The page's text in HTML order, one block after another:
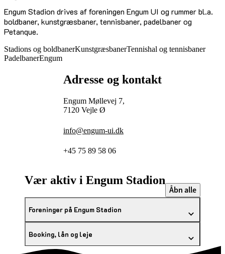
Engum Stadion drives af foreningen Engum UI og rummer bl.a.
boldbaner, kunstgræsbaner, tennisbaner, padelbaner og
Petanque.
Stadions og boldbanerKunstgræsbanerTennishal og tennisbaner
PadelbanerEngum
Adresse og kontakt
Engum Møllevej 7,
7120 Vejle Ø
info@engum-ui.dk
+45 75 89 58 06
Vær aktiv i Engum Stadion
Åbn alle
Foreninger på Engum Stadion
Booking, lån og leje